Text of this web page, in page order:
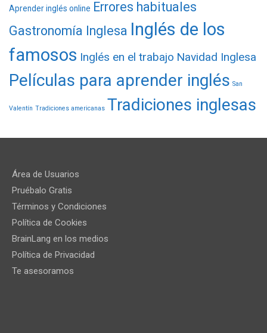
Aprender inglés online Errores habituales
Gastronomía Inglesa Inglés de los
famosos Inglés en el trabajo Navidad Inglesa
Películas para aprender inglés San
Valentín Tradiciones americanas Tradiciones inglesas
Área de Usuarios
Pruébalo Gratis
Términos y Condiciones
Política de Cookies
BrainLang en los medios
Política de Privacidad
Te asesoramos